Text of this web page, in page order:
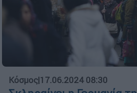
Κόσμος|17.06.2024 08:30